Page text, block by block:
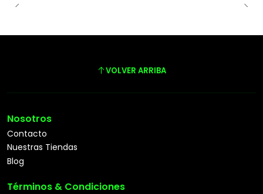
VOLVER ARRIBA
Nosotros
Contacto
Nuestras Tiendas
Blog
Términos & Condiciones